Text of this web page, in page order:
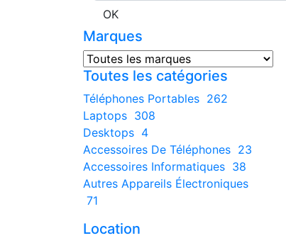
OK
Marques
Toutes les catégories
Téléphones Portables 262
Laptops 308
Desktops 4
Accessoires De Téléphones 23
Accessoires Informatiques 38
Autres Appareils Électroniques
71
Location